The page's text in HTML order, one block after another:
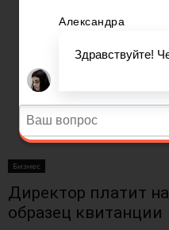
Бизнес
Директор платит
образец квитанции